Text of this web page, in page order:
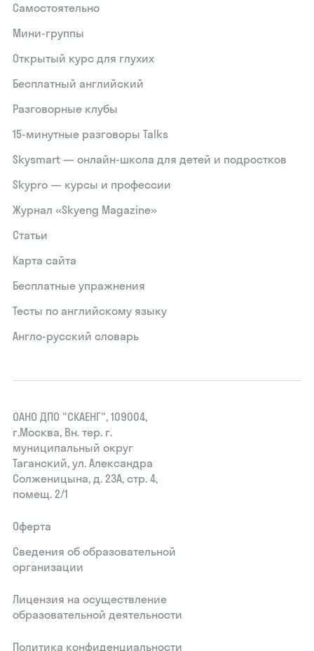
Самостоятельно
Мини-группы
Открытый курс для глухих
Бесплатный английский
Разговорные клубы
15‑минутные разговоры Talks
Skysmart — онлайн-школа для детей и подростков
Skypro — курсы и профессии
Журнал «Skyeng Magazine»
Статьи
Карта сайта
Бесплатные упражнения
Тесты по английскому языку
Англо-русский словарь
ОАНО ДПО "СКАЕНГ", 109004,
г.Москва, Вн. тер. г.
муниципальный округ
Таганский, ул. Александра
Солженицына, д. 23А, стр. 4,
помещ. 2/1
Оферта
Сведения об образовательной
организации
Лицензия на осуществление
образовательной деятельности
Политика конфиденциальности